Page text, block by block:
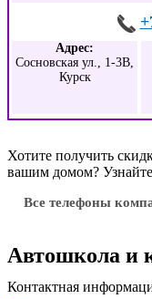
Адрес:
Сосновская ул., 1-3В,
Курск
Хотите получить
вашим домом?
Все телефоны
Автошкола и
Контактная